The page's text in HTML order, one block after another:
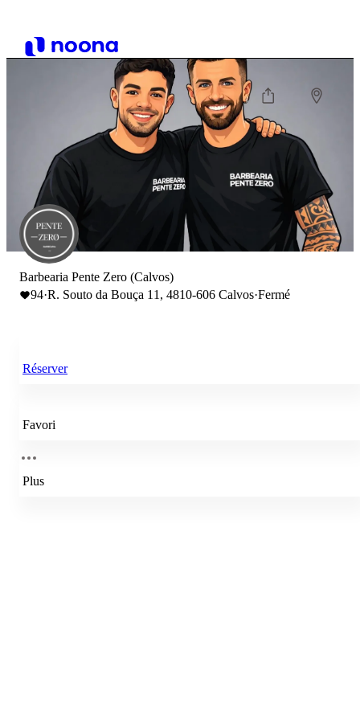
Barbearia Pente Zero (Calvos)
94·R. Souto da Bouça 11, 4810-606 Calvos·Fermé
Réserver
Favori
Plus